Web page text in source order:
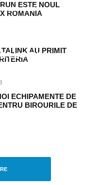
ESTE NOUL
ROMANIA
22, 2018
CLIENTII
LUCRUAU PRIMIT
ECHIPAMENTE DE
BIROURILE DE